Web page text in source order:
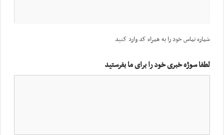
شماره تماس خود را به همراه کد وارد کنید
لطفا سوژه خبری خود را برای ما بفرستید